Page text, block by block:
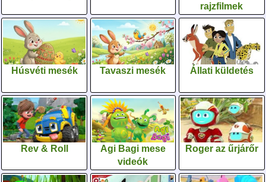
rajzfilmek
Húsvéti mesék Tavaszi mesék Állati küldetés
Rev & Roll
Agi Bagi mese
videók
Roger az űrjárőr